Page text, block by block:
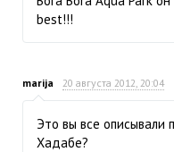
best!!!
marija 20 августа 2012, 20:04
Это вы все описывали
Хадабе?